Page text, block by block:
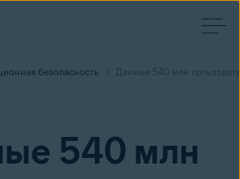
безопасность Данные 540 млн
540 млн